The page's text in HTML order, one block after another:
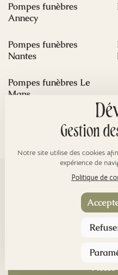
Pompes funèbres
Annecy
Pompes funèbres
Nantes
Pompes funèbres Le
Mans
Voir plus
Des repères clairs pour
Gestion
Notre site utilise des cookies
expérience de
Politique de